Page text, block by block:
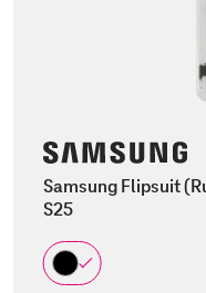
Samsung Flipsuit
S25